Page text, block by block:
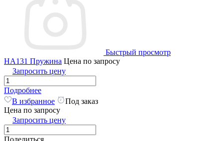
Быстрый просмотр
HA131 Пружина Цена по запросу
Запросить цену
Подробнее
В избранное
Под заказ
Цена по запросу
Запросить цену